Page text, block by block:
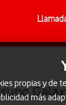
propias y de
más